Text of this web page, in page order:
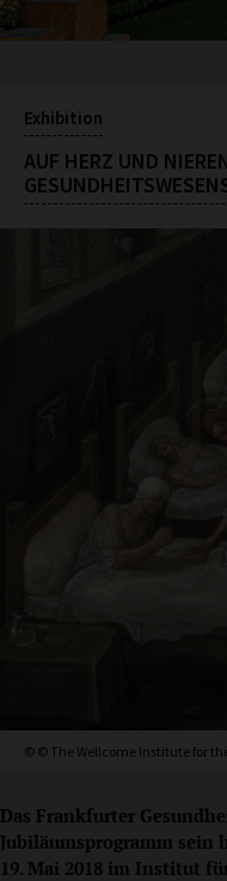
Exhibition
AUF HERZ UND
© © The Wellcome Institute for
Das Frankfurter
Jubiläumsprogramm sein
19. Mai 2018 im Institut